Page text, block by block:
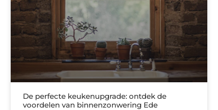
De perfecte keukenupgrade: ontdek de
voordelen van binnenzonwering Ede